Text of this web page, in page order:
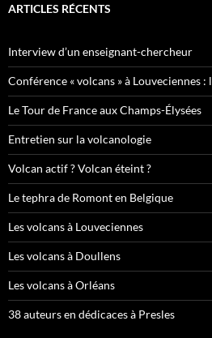
ARTICLES RÉCENTS
Interview d’un enseignant-chercheur
Conférence « volcans » à Louveciennes :
Le Tour de France aux Champs-Élysées
Entretien sur la volcanologie
Volcan actif ? Volcan éteint ?
Le tephra de Romont en Belgique
Les volcans à Louveciennes
Les volcans à Doullens
Les volcans à Orléans
38 auteurs en dédicaces à Presles